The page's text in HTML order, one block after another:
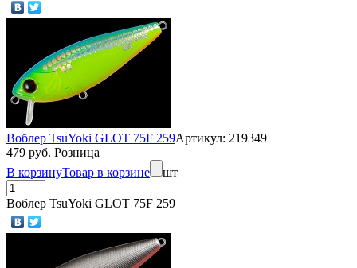
Воблер TsuYoki GLOT 75F 259Артикул: 219349
479 руб. Розница
В корзинуТовар в корзине шт
Воблер TsuYoki GLOT 75F 259